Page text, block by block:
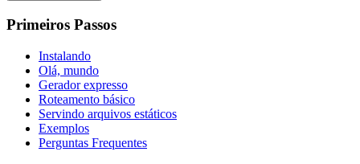
Primeiros Passos
Instalando
Olá, mundo
Gerador expresso
Roteamento básico
Servindo arquivos estáticos
Exemplos
Perguntas Frequentes